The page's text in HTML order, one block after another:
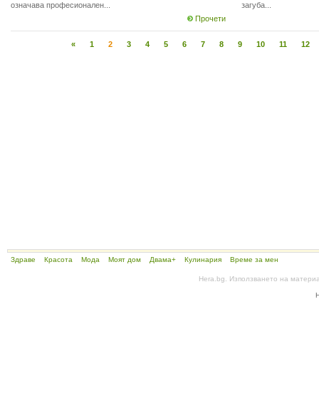
означава професионален...
Прочети
загуба...
« 1 2 3 4 5 6 7 8 9 10 11 12
Здраве Красота Мода Моят дом Двама+ Кулинария Време за мен
Hera.bg. Използването на